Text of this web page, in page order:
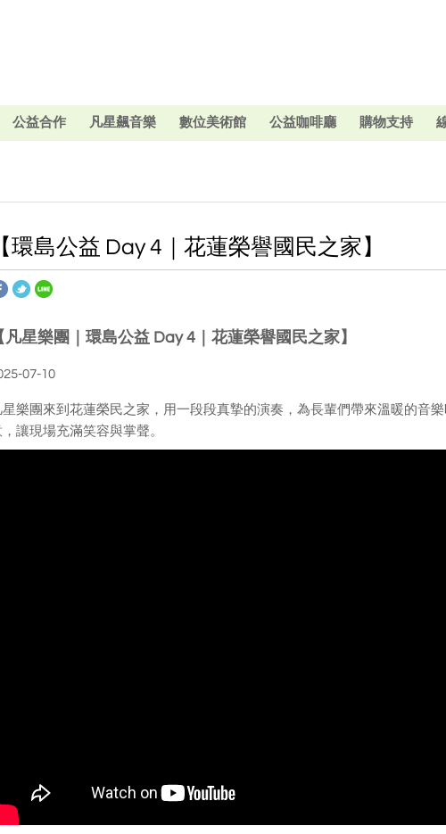
公益合作 凡星飆音樂 數位美術館 公益咖啡廳 購物支持
【環島公益 Day 4｜花蓮榮譽國民之家】
凡星樂團｜環島公益 Day 4｜花蓮榮譽國民之家】
07-10
星樂團來到花蓮榮民之家，用一段段真摯的演奏，為長輩們帶來溫暖的音
，讓現場充滿笑容與掌聲。